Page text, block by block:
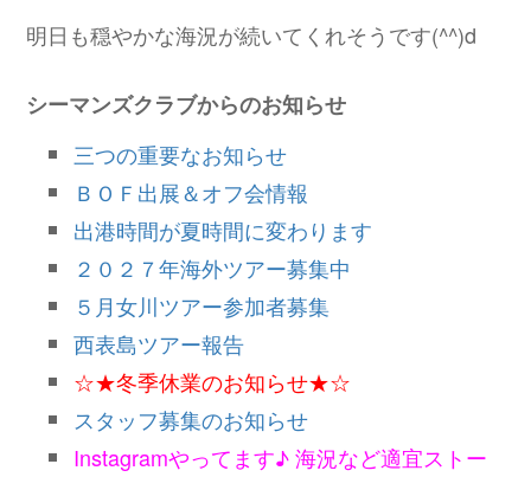
明日も穏やかな海況が続いてくれそうです(^^)d
シーマンズクラブからのお知らせ
三つの重要なお知らせ
ＢＯＦ出展＆オフ会情報
出港時間が夏時間に変わります
２０２７年海外ツアー募集中
５月女川ツアー参加者募集
西表島ツアー報告
☆★冬季休業のお知らせ★☆
スタッフ募集のお知らせ
Instagramやってます♪ 海況など適宜ストー